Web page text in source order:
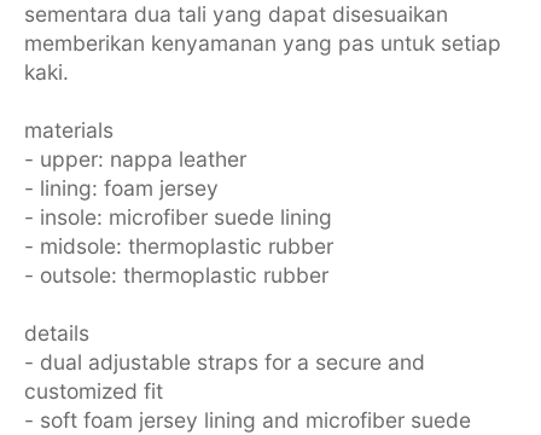
sementara dua tali yang dapat disesuaikan
memberikan kenyamanan yang pas untuk setiap
kaki.
materials
- upper: nappa leather
- lining: foam jersey
- insole: microfiber suede lining
- midsole: thermoplastic rubber
- outsole: thermoplastic rubber
details
- dual adjustable straps for a secure and
customized fit
- soft foam jersey lining and microfiber suede